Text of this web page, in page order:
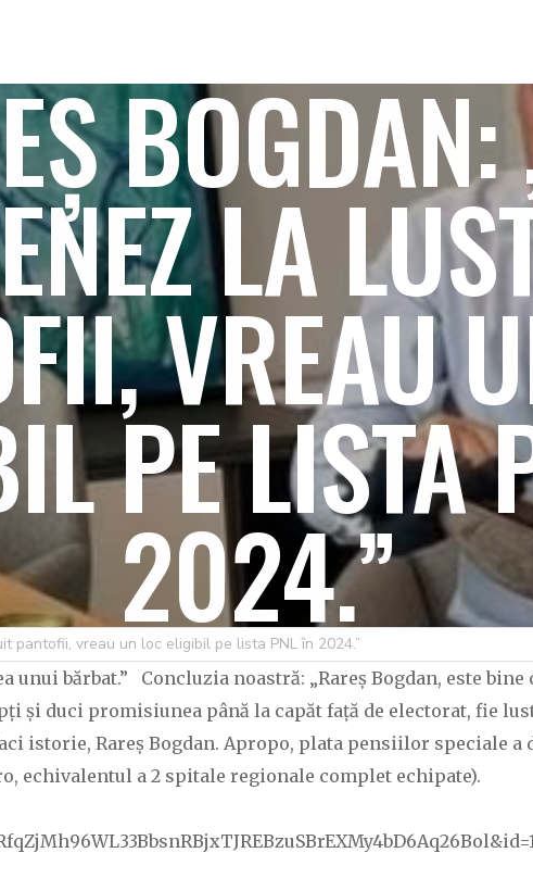
LA
VREAU
PE LISTA
2024.”
C OVIDIU 23 IULIE 2023 248 LIKES
pantofii, vreau un loc eligibil pe lista PNL în 2024.”
unui bărbat.” Concluzia noastră: „Rareș Bogdan, este
și duci promisiunea până la capăt față de electorat, fie
istorie, Rareș Bogdan. Apropo, plata pensiilor speciale
echivalentul a 2 spitale regionale complet echipate).